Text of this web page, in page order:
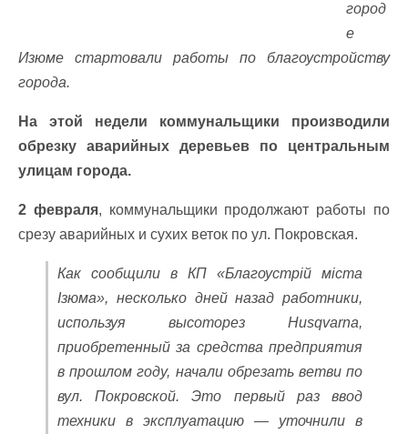
город
е
Изюме стартовали работы по благоустройству
города.
На этой недели коммунальщики производили
обрезку аварийных деревьев по центральным
улицам города.
2 февраля, коммунальщики продолжают работы по
срезу аварийных и сухих веток по ул. Покровская.
Как сообщили в КП «Благоустрій міста
Ізюма», несколько дней назад работники,
используя высоторез Husqvarna,
приобретенный за средства предприятия
в прошлом году, начали обрезать ветви по
вул. Покровской. Это первый раз ввод
техники в эксплуатацию — уточнили в